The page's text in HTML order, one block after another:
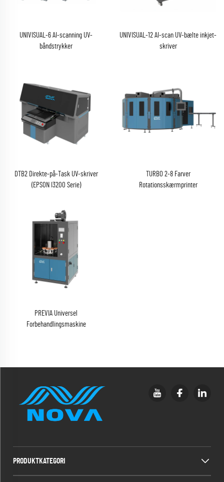
UNIVISUAL-6 AI-scanning UV-
båndstrykker
UNIVISUAL-12 AI-scan UV-bælte inkjet-
skriver
DTB2 Direkte-på-Task UV-skriver
(EPSON I3200 Serie)
TURBO 2-8 Farver
Rotationsskærmprinter
PREVIA Universel
Forbehandlingsmaskine
PRODUKTKATEGORI